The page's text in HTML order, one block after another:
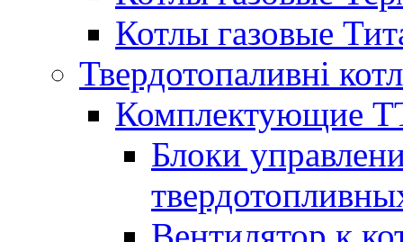
Котлы газовые
Твердотопаливні
Комплектующие
Блоки